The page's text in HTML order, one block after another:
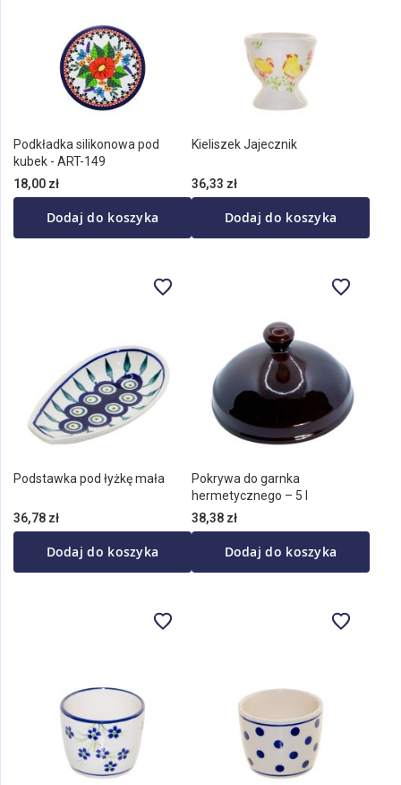
Podkładka silikonowa pod
kubek - ART-149
18,00 zł
Dodaj do koszyka
Kieliszek Jajecznik
36,33 zł
Dodaj do koszyka
Podstawka pod łyżkę mała
36,78 zł
Dodaj do koszyka
Pokrywa do garnka
hermetycznego – 5 l
38,38 zł
Dodaj do koszyka